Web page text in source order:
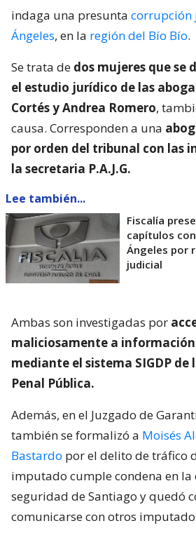
indaga una presunta corrupción
Ángeles, en la región del Bío Bío.
Se trata de dos mujeres que se
el estudio jurídico de las
Cortés y Andrea Romero,
causa. Corresponden a una
por orden del tribunal con las
la secretaria P.A.J.G.
Lee también...
Fiscalía
capítulos
Ángeles por
judicial
Ambas son investigadas por
maliciosamente a
mediante el sistema SIGDP de
Penal Pública.
Además, en el Juzgado de
también se formalizó a Moisés
Bastardo por el delito de tráfico
imputado cumple condena en la
seguridad de Santiago y quedó
comunicarse con otros